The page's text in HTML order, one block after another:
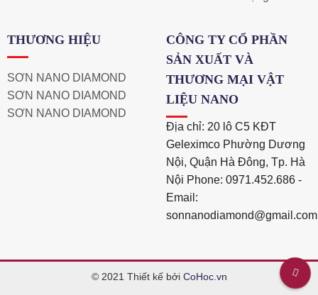
THƯƠNG HIỆU
SƠN NANO DIAMOND
SƠN NANO DIAMOND
SƠN NANO DIAMOND
CÔNG TY CỔ PHẦN
SẢN XUẤT VÀ
THƯƠNG MẠI VẬT
LIỆU NANO
Địa chỉ: 20 lô C5 KĐT
Geleximco Phường Dương
Nội, Quận Hà Đông, Tp. Hà
Nội Phone: 0971.452.686 -
Email:
© 2021 Thiết kế bởi CoHoc.vn